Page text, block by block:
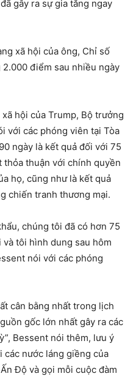
gây ra sự gia tăng ngay
xã hội của ông, Chỉ số
điểm sau nhiều ngày
hội của Trump, Bộ trưởng
với các phóng viên tại Tòa
ngày là kết quả đối với 75
thỏa thuận với chính quyền
họ, cũng như là kết quả
chiến tranh thương mại.
chúng tôi đã có hơn 75
tôi hình dung sau hôm
nói với các phóng
cân bằng nhất trong lịch
gốc lớn nhất gây ra các
Bessent nói thêm, lưu ý
các nước láng giềng của
Độ và gọi mỗi cuộc đàm